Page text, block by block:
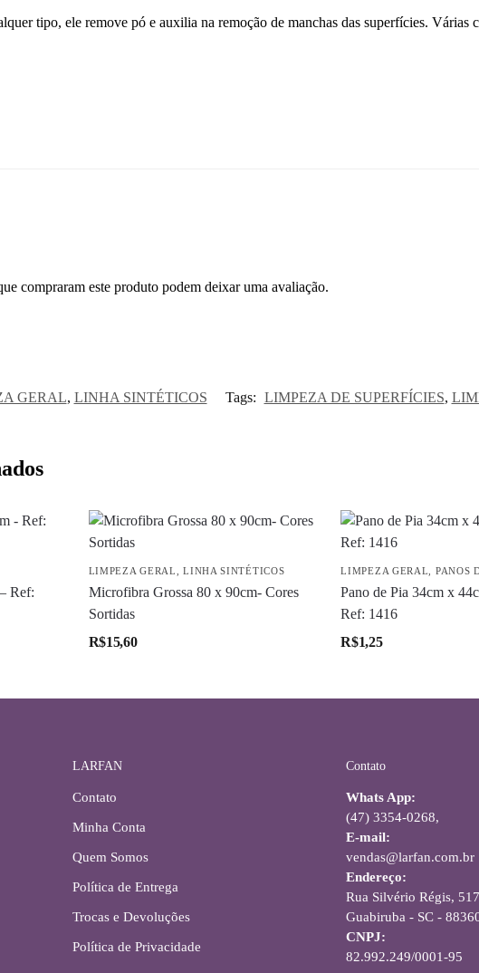
tipo, ele remove pó e auxilia na remoção de manchas das superfícies. Várias
compraram este produto podem deixar uma avaliação.
GERAL, LINHA SINTÉTICOS Tags: LIMPEZA DE SUPERFÍCIES,
Ref:
LIMPEZA GERAL ,LINHA SINTÉTICOS
Microfibra Grossa 80 x 90cm- Cores
Sortidas
R$15,60
LIMPEZA GERAL PANOS
Pano de Pia 34cm x
Ref: 1416
R$1,25
LARFAN
Contato
Minha Conta
Quem Somos
Política de Entrega
Trocas e Devoluções
Política de Privacidade
Contato
Whats App:
(47) 3354-0268,
E-mail:
vendas@larfan.com.br
Endereço:
Rua Silvério Régis,
Guabiruba - SC -
CNPJ:
82.992.249/0001-95